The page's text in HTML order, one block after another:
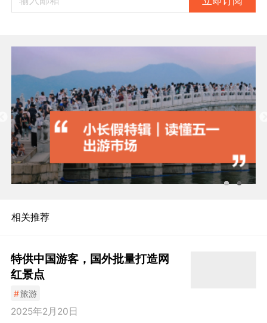
相关推荐
特供中国游客，国外批量打造网
红景点
#旅游
2025年2月20日